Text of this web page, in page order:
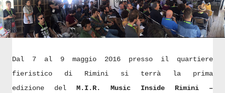
Dal 7 al 9 maggio 2016 presso il quartiere
fieristico di Rimini si terrà la prima
edizione del M.I.R. Music Inside Rimini –